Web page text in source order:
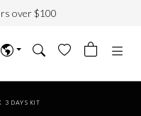
over $100
3 DAYS KIT